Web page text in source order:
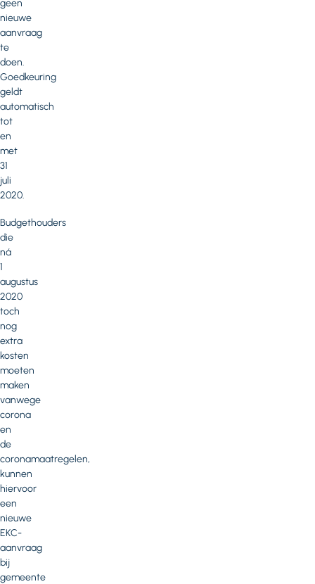
geen
nieuwe
aanvraag
te
doen.
Goedkeuring
geldt
automatisch
tot
en
met
31
juli
2020.
Budgethouders
die
ná
1
augustus
2020
toch
nog
extra
kosten
moeten
maken
vanwege
corona
en
de
coronamaatregelen,
kunnen
hiervoor
een
nieuwe
EKC-
aanvraag
bij
gemeente